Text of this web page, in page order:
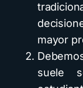
mayor
suele